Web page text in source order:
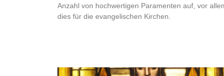
Anzahl von hochwertigen Paramenten auf, vor
dies für die evangelischen Kirchen.